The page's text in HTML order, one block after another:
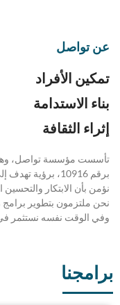
عن تواصل
تمكين الأفراد
بناء الاستدامة
إثراء الثقافة
برقم 10916،
نؤمن بأن الابتكار
نحن ملتزمون بتطوير برامج
وفي الوقت نفسه نستثمر في
برامجنا